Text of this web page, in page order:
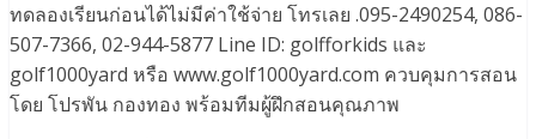
ทดลองเรียนก่อนได้ไม่มีค่าใช้จ่าย โทรเลย .095-2490254, 086-
507-7366, 02-944-5877 Line ID: golfforkids และ
golf1000yard หรือ www.golf1000yard.com ควบคุมการสอน
โดย โปรพัน กองทอง พร้อมทีมผู้ฝึกสอนคุณภาพ